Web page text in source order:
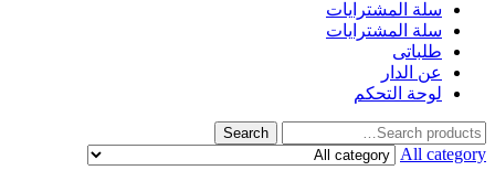
سلة المشترايات
سلة المشترايات
طلباتى
عن الدار
لوحة التحكم
Search
for:
Search
All category